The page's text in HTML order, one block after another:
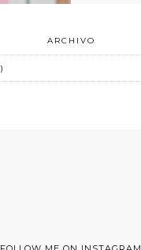
ARCHIVO